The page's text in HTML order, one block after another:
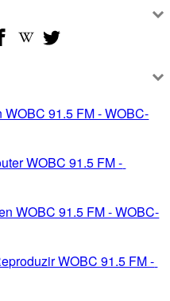
WOBC 91.5 FM - WOBC-
WOBC 91.5 FM -
WOBC 91.5 FM - WOBC-
WOBC 91.5 FM -